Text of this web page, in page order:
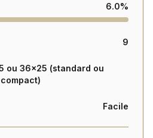
6.0%
9
ou 36×25 (standard ou
Facile